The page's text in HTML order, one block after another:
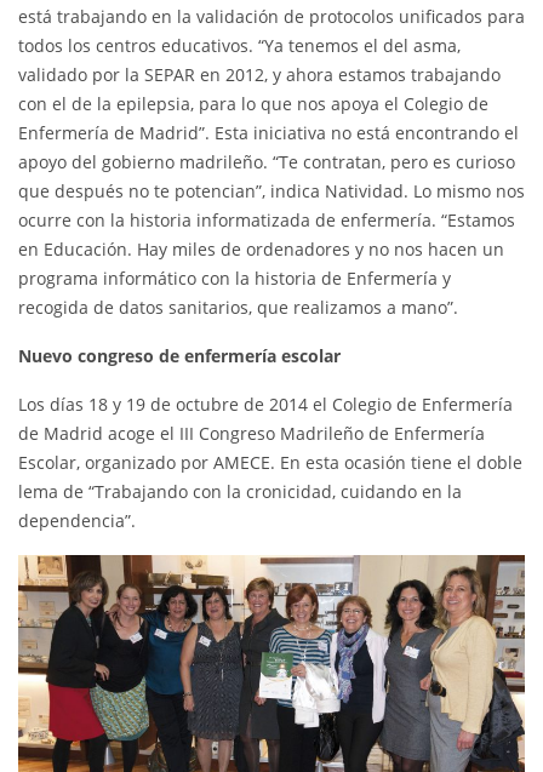
está trabajando en la validación de protocolos unificados para
todos los centros educativos. “Ya tenemos el del asma,
validado por la SEPAR en 2012, y ahora estamos trabajando
con el de la epilepsia, para lo que nos apoya el Colegio de
Enfermería de Madrid”. Esta iniciativa no está encontrando el
apoyo del gobierno madrileño. “Te contratan, pero es curioso
que después no te potencian”, indica Natividad. Lo mismo nos
ocurre con la historia informatizada de enfermería. “Estamos
en Educación. Hay miles de ordenadores y no nos hacen un
programa informático con la historia de Enfermería y
recogida de datos sanitarios, que realizamos a mano”.
Nuevo congreso de enfermería escolar
Los días 18 y 19 de octubre de 2014 el Colegio de Enfermería
de Madrid acoge el III Congreso Madrileño de Enfermería
Escolar, organizado por AMECE. En esta ocasión tiene el doble
lema de “Trabajando con la cronicidad, cuidando en la
dependencia”.